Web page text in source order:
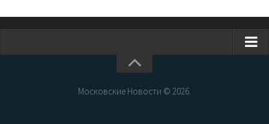
Новости МосквыМосковские Новости © 2026.